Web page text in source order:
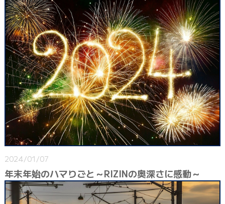
2024/01/07
年末年始のハマりごと～RIZINの奥深さに感動～